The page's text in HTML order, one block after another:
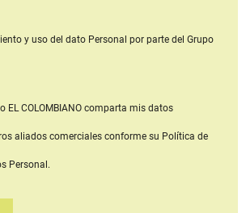
y uso del dato Personal por parte del Grupo
EL COLOMBIANOcomparta mis datos
aliados comerciales conforme su Política de
Personal.